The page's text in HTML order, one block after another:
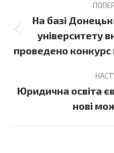
navigation
На базі
університету
проведено
Юридична освіта
нові